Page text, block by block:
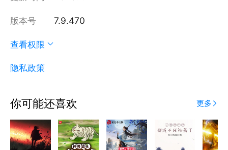
版本号 7.9.470
查看权限
隐私政策
你可能还喜欢 更多